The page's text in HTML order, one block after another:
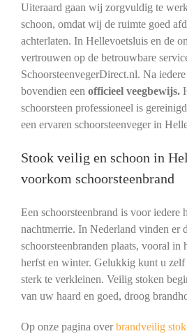
Uiteraard gaan wij zorgvuldig te
schoon, omdat wij de ruimte goed
achterlaten. In Hellevoetsluis en de
vertrouwen op de betrouwbare
SchoorsteenvegerDirect.nl. Na
bovendien een officieel veegbewijs.
schoorsteen professioneel is
een ervaren schoorsteenveger in
Stook veilig en schoon in
voorkom schoorsteenbrand
Een schoorsteenbrand is voor iedere
nachtmerrie. In Nederland vinden er
schoorsteenbranden plaats, vooral in
herfst en winter. Gelukkig kunt u
sterk te verkleinen. Veilig stoken
van uw haard en goed, droog
Op onze pagina overbrandveilig